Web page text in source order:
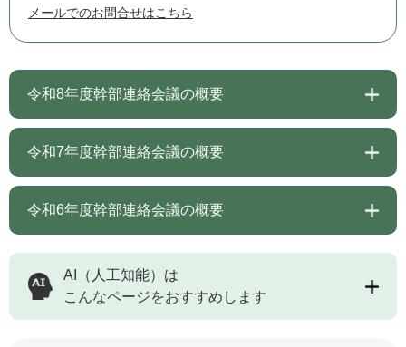
メールでのお問合せはこちら
令和8年度幹部連絡会議の概要
令和7年度幹部連絡会議の概要
令和6年度幹部連絡会議の概要
AI（人工知能）は
こんなページをおすすめします